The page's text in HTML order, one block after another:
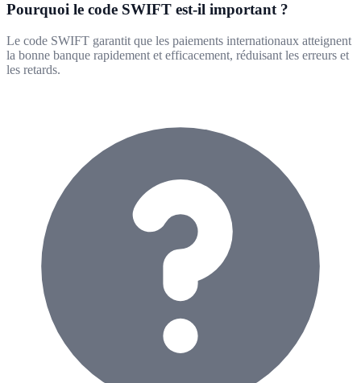
Pourquoi le code SWIFT est-il important ?
Le code SWIFT garantit que les paiements internationaux atteignent
la bonne banque rapidement et efficacement, réduisant les erreurs et
les retards.